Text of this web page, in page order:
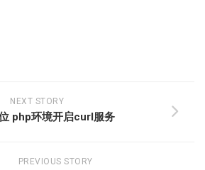
NEXT STORY
php环境开启curl服务
PREVIOUS STORY